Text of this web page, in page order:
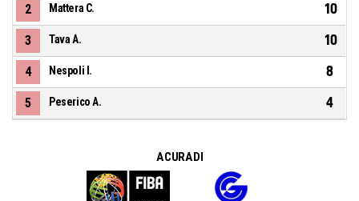
2 Mattera C. 10
3 Tava A. 10
4 Nespoli I. 8
5 Peserico A. 4
A CURA DI